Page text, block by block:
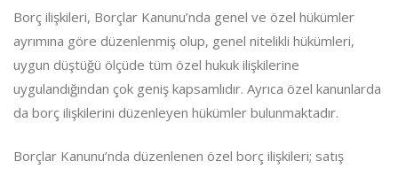
Borç ilişkileri, Borçlar Kanunu’nda genel ve özel hükümler
ayrımına göre düzenlenmiş olup, genel nitelikli hükümleri,
uygun düştüğü ölçüde tüm özel hukuk ilişkilerine
uygulandığından çok geniş kapsamlıdır. Ayrıca özel kanunlarda
da borç ilişkilerini düzenleyen hükümler bulunmaktadır.
Borçlar Kanunu’nda düzenlenen özel borç ilişkileri; satış